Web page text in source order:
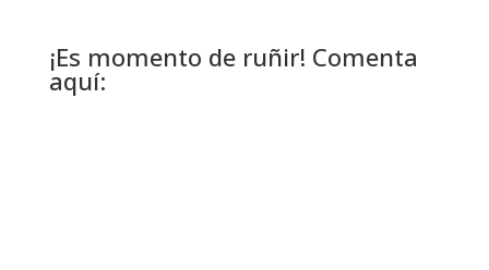
¡Es momento de ruñir! Comenta
aquí: